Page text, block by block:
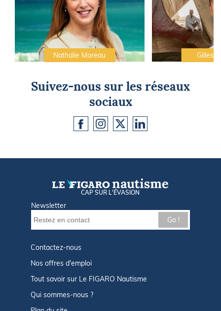
Nathalie Moreau Gilles
Suivez-nous sur les réseaux
sociaux
CAP SUR L'ÉVASION
Newsletter
Go !
Contactez-nous
Nos offres d'emploi
Tout savoir sur Le FIGARO Nautisme
Qui sommes-nous ?